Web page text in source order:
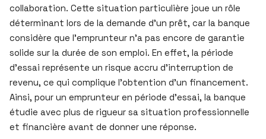
collaboration. Cette situation particulière joue un rôle
déterminant lors de la demande d’un prêt, car la banque
considère que l’emprunteur n’a pas encore de garantie
solide sur la durée de son emploi. En effet, la période
d’essai représente un risque accru d’interruption de
revenu, ce qui complique l’obtention d’un financement.
Ainsi, pour un emprunteur en période d’essai, la banque
étudie avec plus de rigueur sa situation professionnelle
et financière avant de donner une réponse.